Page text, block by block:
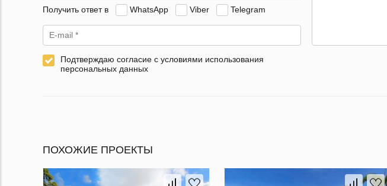
Получить ответ в WhatsApp Viber Telegram
Подтверждаю согласие с условиями использования
персональных данных
ПОХОЖИЕ ПРОЕКТЫ